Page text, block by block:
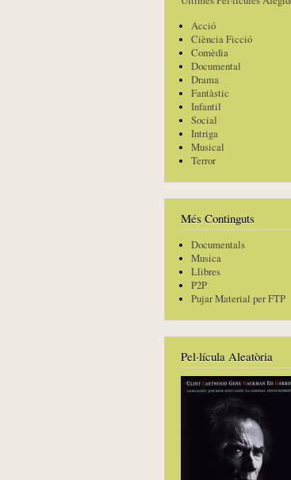
Acció
Ciència Ficció
Comèdia
Documental
Drama
Fantàstic
Infantil
Social
Intriga
Musical
Terror
Més Continguts
Documentals
Musica
Llibres
P2P
Pujar Material per FTP
Pel·lícula Aleatòria